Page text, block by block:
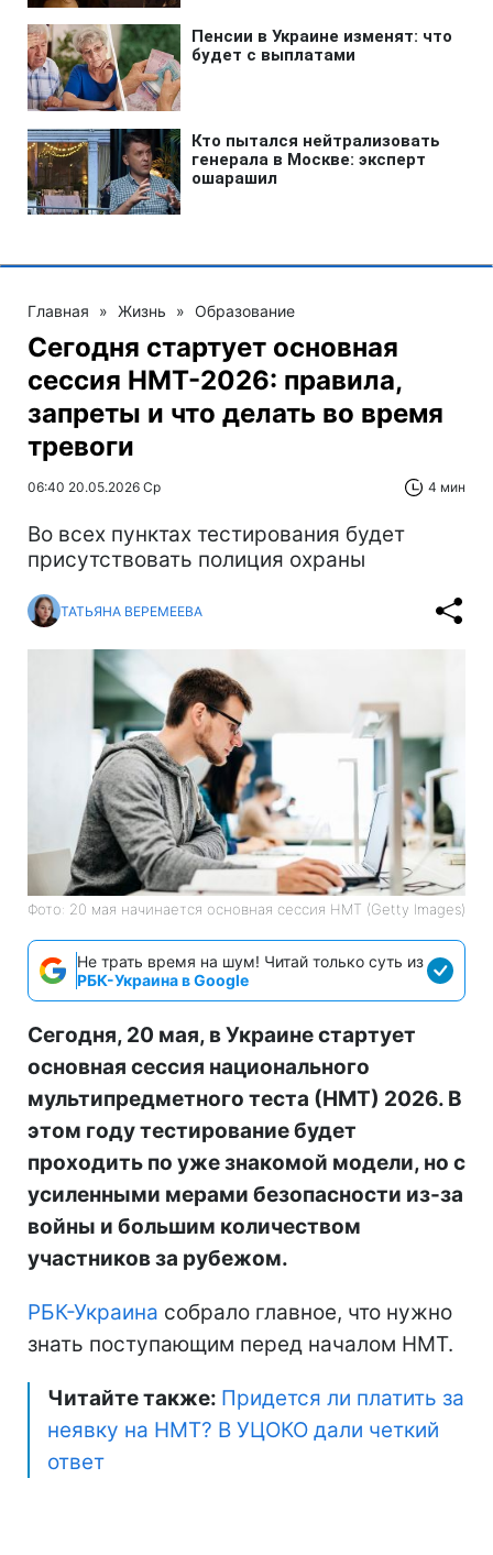
Главная » Жизнь » Образование
Сегодня стартует основная
сессия НМТ-2026: правила,
запреты и что делать во время
тревоги
06:40 20.05.2026 Ср 4 мин
Во всех пунктах тестирования будет
присутствовать полиция охраны
ТАТЬЯНА ВЕРЕМЕЕВА
Фото: 20 мая начинается основная сессия НМТ (Getty Images)
Не трать время на шум! Читай только суть из
РБК-Украина в Google
Сегодня, 20 мая, в Украине стартует
основная сессия национального
мультипредметного теста (НМТ) 2026. В
этом году тестирование будет
проходить по уже знакомой модели, но с
усиленными мерами безопасности из-за
войны и большим количеством
участников за рубежом.
РБК-Украина собрало главное, что нужно
знать поступающим перед началом НМТ.
Читайте также: Придется ли платить за
неявку на НМТ? В УЦОКО дали четкий
ответ